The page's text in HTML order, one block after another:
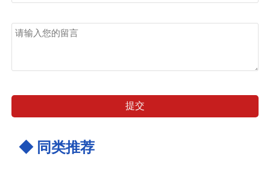
提交
◆ 同类推荐